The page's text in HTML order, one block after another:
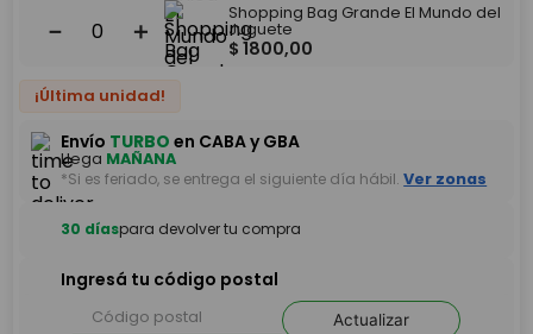
＋
－
Shopping Bag Grande El Mundo del
Juguete
$ 1800,00
¡Última unidad!
Envío TURBO en CABA y GBA
Llega MAÑANA
*Si es feriado, se entrega el siguiente día hábil. Ver zonas
30 díaspara devolver tu compra
Ingresá tu código postal
Actualizar